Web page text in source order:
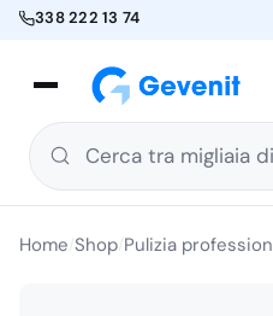
338 222 13 74
Cerca tra migliaia
Home Shop Pulizia